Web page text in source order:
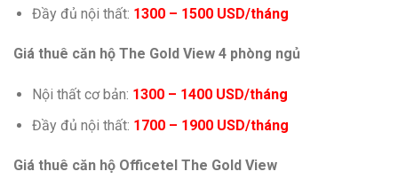
Đầy đủ nội thất: 1300 – 1500 USD/tháng
Giá thuê căn hộ The Gold View 4 phòng ngủ
Nội thất cơ bản: 1300 – 1400 USD/tháng
Đầy đủ nội thất: 1700 – 1900 USD/tháng
Giá thuê căn hộ Officetel The Gold View